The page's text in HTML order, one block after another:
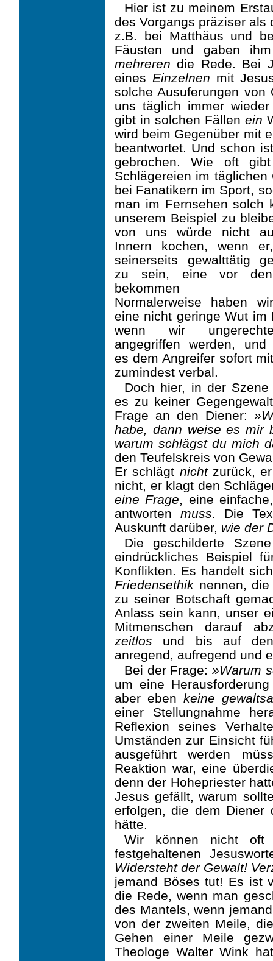
Hier ist zu meinem
des Vorgangs präziser als
z.B. bei Matthäus und
Fäusten und gaben
mehreren die Rede. Bei
eines Einzelnen mit
solche Ausufe­rungen
uns täglich immer
gibt in solchen Fällen ein
wird beim Gegenüber mit
beantwortet. Und schon
gebrochen. Wie oft
Schlägereien im
bei Fanatikern im Sport,
man im Fernsehen solch
unserem Beispiel zu
von uns würde nicht
Innern kochen, wenn
seiner­seits gewalttätig
zu sein, eine vor
bekommen
Normalerweise haben
eine nicht geringe Wut im
wenn wir
angegriffen werden, und
es dem Angreifer sofort
zumindest verbal.
Doch hier, in der
es zu keiner
Frage an den Diener:
habe, dann weise es mir
warum schlägst du mich
den Teu­fels­kreis von
Er schlägt nichtzurück,
nicht, er klagt den
eine Frage, eine
antworten muss. Die
Auskunft darüber, wie der
Die geschilderte
eindrückliches Beispiel
Konflikten. Es handelt
Friedens­ethik nennen,
zu seiner Botschaft
Anlass sein kann, unser
Mitmenschen darauf
zeitlos und bis auf
anregend, aufregend und
Bei der Frage: »Warum
um eine
aber eben keine
einer Stellungnahme
Reflexion seines
Umständen zur Einsicht
ausgeführt werden
Reaktion war, eine
denn der Hohepriester
Jesus gefällt, warum
erfolgen, die dem Diener
hätte.
Wir können nicht oft
festgehaltenen
Widersteht der Gewalt!
jemand Böses tut! Es ist
die Rede, wenn man
des Mantels, wenn
von der zweiten Meile,
Gehen einer Meile
Theologe Walter Wink